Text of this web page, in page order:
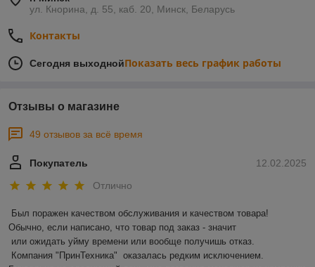
ул. Кнорина, д. 55, каб. 20, Минск, Беларусь
Контакты
Сегодня выходнойПоказать весь график работы
Отзывы о магазине
49 отзывов за всё время
12.02.2025
Покупатель
Отлично
Был поражен качеством обслуживания и качеством товара!
Обычно, если написано, что товар под заказ - значит